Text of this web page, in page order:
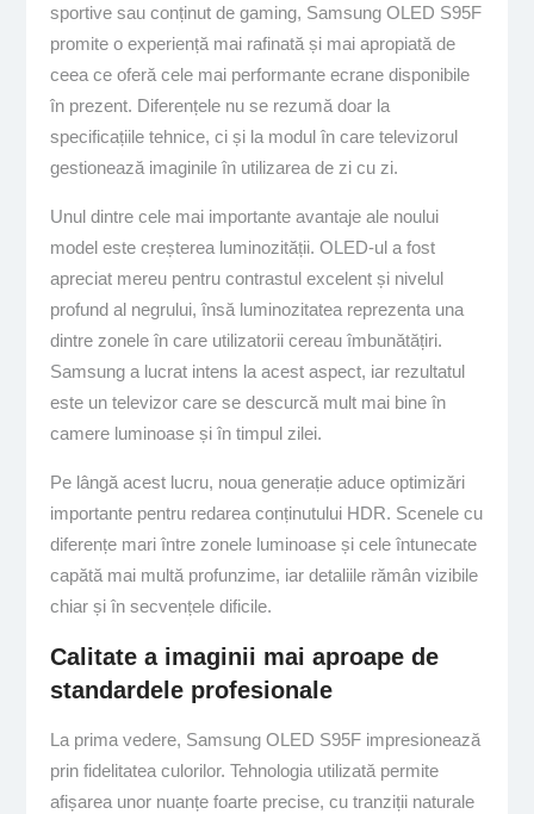
sportive sau conținut de gaming, Samsung OLED S95F
promite o experiență mai rafinată și mai apropiată de
ceea ce oferă cele mai performante ecrane disponibile
în prezent. Diferențele nu se rezumă doar la
specificațiile tehnice, ci și la modul în care televizorul
gestionează imaginile în utilizarea de zi cu zi.
Unul dintre cele mai importante avantaje ale noului
model este creșterea luminozității. OLED-ul a fost
apreciat mereu pentru contrastul excelent și nivelul
profund al negrului, însă luminozitatea reprezenta una
dintre zonele în care utilizatorii cereau îmbunătățiri.
Samsung a lucrat intens la acest aspect, iar rezultatul
este un televizor care se descurcă mult mai bine în
camere luminoase și în timpul zilei.
Pe lângă acest lucru, noua generație aduce optimizări
importante pentru redarea conținutului HDR. Scenele cu
diferențe mari între zonele luminoase și cele întunecate
capătă mai multă profunzime, iar detaliile rămân vizibile
chiar și în secvențele dificile.
Calitate a imaginii mai aproape de
standardele profesionale
La prima vedere, Samsung OLED S95F impresionează
prin fidelitatea culorilor. Tehnologia utilizată permite
afișarea unor nuanțe foarte precise, cu tranziții naturale